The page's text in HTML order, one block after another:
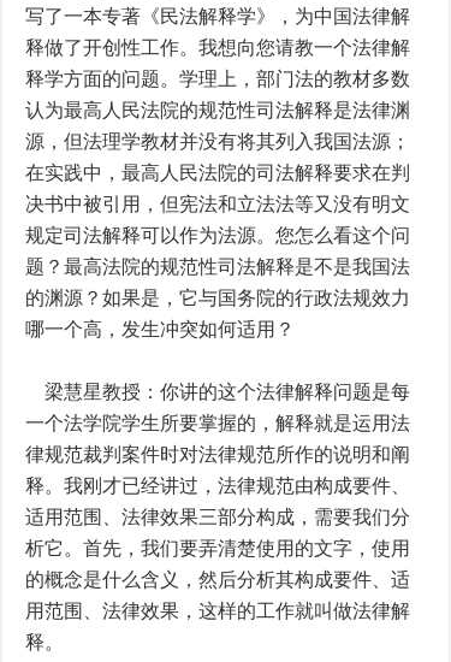
写了一本专著《民法解释学》，为中国法律解
释做了开创性工作。我想向您请教一个法律解
释学方面的问题。学理上，部门法的教材多数
认为最高人民法院的规范性司法解释是法律渊
源，但法理学教材并没有将其列入我国法源；
在实践中，最高人民法院的司法解释要求在判
决书中被引用，但宪法和立法法等又没有明文
规定司法解释可以作为法源。您怎么看这个问
题？最高法院的规范性司法解释是不是我国法
的渊源？如果是，它与国务院的行政法规效力
哪一个高，发生冲突如何适用？
梁慧星教授：你讲的这个法律解释问题是每
一个法学院学生所要掌握的，解释就是运用法
律规范裁判案件时对法律规范所作的说明和阐
释。我刚才已经讲过，法律规范由构成要件、
适用范围、法律效果三部分构成，需要我们分
析它。首先，我们要弄清楚使用的文字，使用
的概念是什么含义，然后分析其构成要件、适
用范围、法律效果，这样的工作就叫做法律解
释。